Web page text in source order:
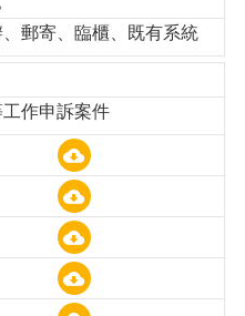
郵寄、臨櫃、既有系統
作申訴案件